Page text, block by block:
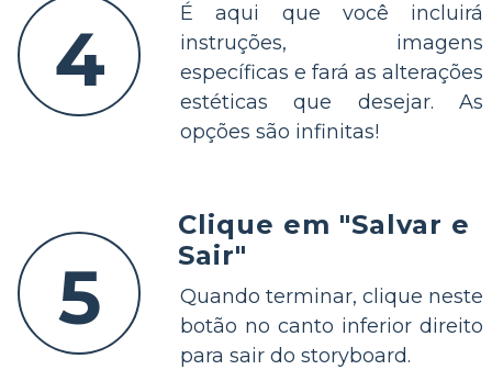
4
É aqui que você incluirá
instruções, imagens
específicas e fará as alterações
estéticas que desejar. As
opções são infinitas!
5
Clique em "Salvar e
Sair"
Quando terminar, clique neste
botão no canto inferior direito
para sair do storyboard.